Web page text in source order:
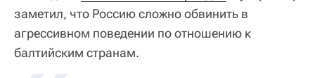
заметил, что Россию сложно обвинить в
агрессивном поведении по отношению к
балтийским странам.